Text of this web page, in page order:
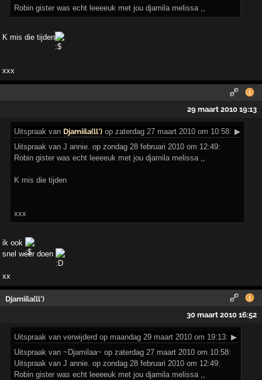
Robin gister was echt leeeeuk met jou djamila melissa ,,
K mis die tijden
xxx
29 maart 2010 19:13
Uitspraak van Djamiila(ll') op zaterdag 27 maart 2010 om 10:58: ▶
Uitspraak van J annie. op zondag 28 februari 2010 om 12:49:
Robin gister was echt leeeeuk met jou djamila melissa ,,
K mis die tijden
xxx
ik ook
snel weer doen
xx
Djamiila(ll')
30 maart 2010 16:52
Uitspraak van verwijderd op maandag 29 maart 2010 om 19:13: ▶
Uitspraak van ~Djamilaa~ op zaterdag 27 maart 2010 om 10:58:
Uitspraak van J annie. op zondag 28 februari 2010 om 12:49:
Robin gister was echt leeeeuk met jou djamila melissa ,,